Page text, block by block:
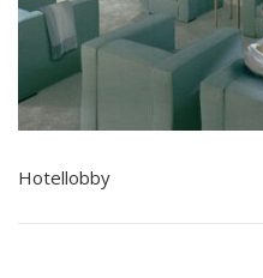
Hotellobby